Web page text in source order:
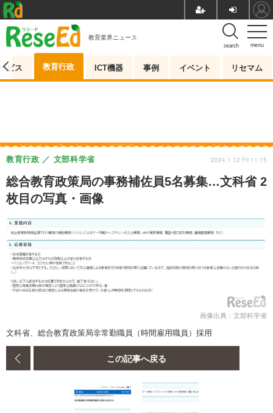
menu
search
教育業界ニュース
ビス 教育行政 ICT機器 事例 イベント リセマム
総合教育政策局の事務補佐員5名募集…文科省 2
枚目の写真・画像
教育行政 文部科学省 2024.1.12 Fri 11:15
画像出典：文部科学省
文科省、総合教育政策局非常勤職員（時間雇用職員）採用
この記事へ戻る